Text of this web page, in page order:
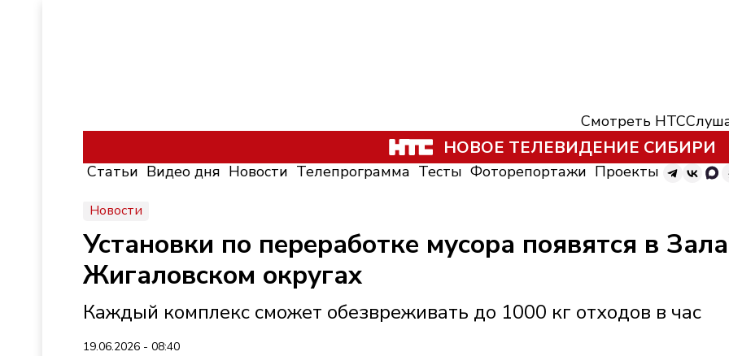
Смотреть НТС
НОВОЕ ТЕЛЕВИДЕНИЕ СИБИРИ
Статьи Видео дня Новости Телепрограмма Тесты Фоторепортажи Проекты
Новости
Установки по переработке мусора появятся в
Жигаловском округах
Каждый комплекс сможет обезвреживать до 1000 кг отходов в час
19.06.2026 - 08:40